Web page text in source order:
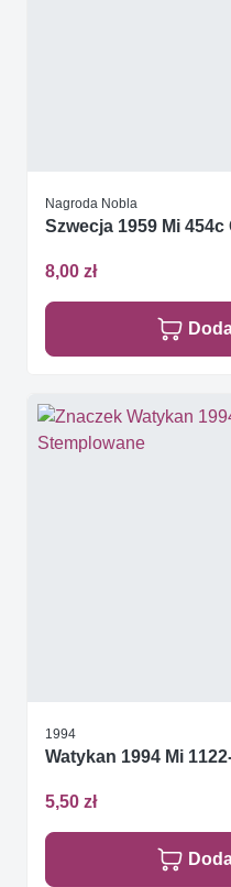
Nagroda Nobla
Szwecja 1959 Mi 454c
8,00 zł
1994
Watykan 1994 Mi
5,50 zł